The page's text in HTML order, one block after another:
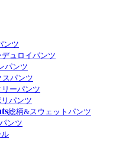
ンツ
デュロイパンツ
パンツ
スパンツ
リーパンツ
パンツ
総柄&スウェットパンツ
ンツ